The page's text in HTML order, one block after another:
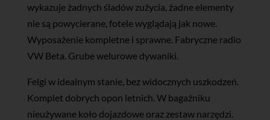
wykazuje żadnych śladów zużycia, żadne elementy
nie są powycierane, fotele wyglądają jak nowe.
Wyposażenie kompletne i sprawne. Fabryczne radio
VW Beta. Grube welurowe dywaniki.
Felgi w idealnym stanie, bez widocznych uszkodzeń.
Komplet dobrych opon letnich. W bagażniku
nieużywane koło dojazdowe oraz zestaw narzędzi.